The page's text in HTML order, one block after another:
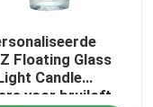
Floating Glass
Candle
voor bruiloft